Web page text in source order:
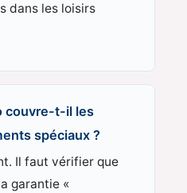
dans les loisirs
couvre-t-il les
spéciaux ?
Il faut vérifier que
garantie «